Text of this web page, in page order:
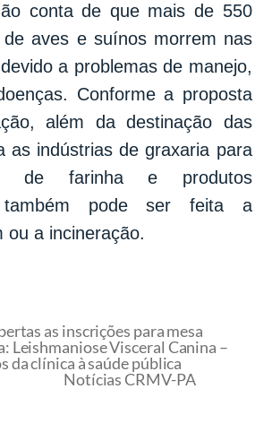
conta de que mais de 550
de aves e suínos morrem nas
a problemas de manejo,
Conforme a proposta
além da destinação das
as indústrias de graxaria para
de farinha e produtos
também pode ser feita a
ou a incineração.
as inscrições para mesa
Leishmaniose Visceral Canina –
da clínica à saúde pública
Notícias CRMV-PA